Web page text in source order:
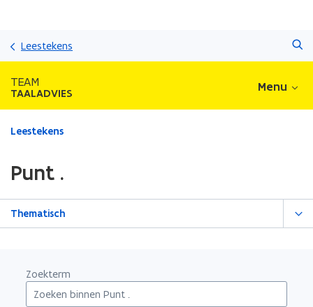
Leestekens
TEAM
TAALADVIES Menu
Gedaan
zich
op:
Punt
Leestekens
Punt .
Thematisch
Zoekterm